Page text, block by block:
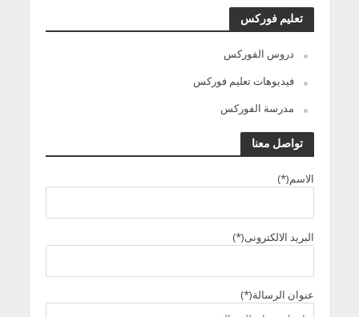
تعليم فوركس
دروس الفوركس
فيديوهات تعليم فوركس
مدرسة الفوركس
تواصل معنا
الاسم(*)
البريد الالكترونى(*)
عنوان الرسالة(*)